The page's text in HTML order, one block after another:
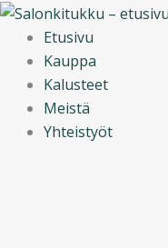
Siirry
sisältöönEtusivu
Kauppa
Kalusteet
Meistä
Yhteistyöt